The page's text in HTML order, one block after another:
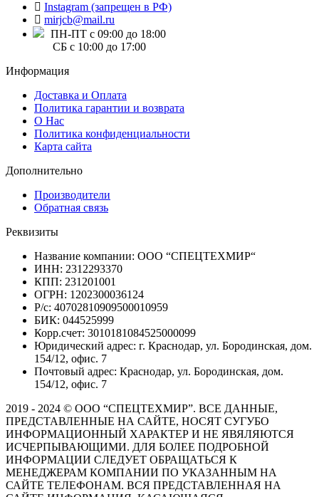
Instagram (запрещен в РФ)
mirjcb@mail.ru
ПН-ПТ с 09:00 до 18:00
СБ с 10:00 до 17:00
Информация
Доставка и Оплата
Политика гарантии и возврата
О Нас
Политика конфиденциальности
Карта сайта
Дополнительно
Производители
Обратная связь
Реквизиты
Название компании: ООО “СПЕЦТЕХМИР“
ИНН: 2312293370
КПП: 231201001
ОГРН: 1202300036124
Р/с: 40702810909500010959
БИК: 044525999
Корр.счет: 3010181084525000099
Юридический адрес: г. Краснодар, ул. Бородинская, дом.
154/12, офис. 7
Почтовый адрес: Краснодар, ул. Бородинская, дом.
154/12, офис. 7
2019 - 2024 © ООО “СПЕЦТЕХМИР”. ВСЕ ДАННЫЕ,
ПРЕДСТАВЛЕННЫЕ НА САЙТЕ, НОСЯТ СУГУБО
ИНФОРМАЦИОННЫЙ ХАРАКТЕР И НЕ ЯВЯЛЯЮТСЯ
ИСЧЕРПЫВАЮЩИМИ. ДЛЯ БОЛЕЕ ПОДРОБНОЙ
ИНФОРМАЦИИ СЛЕДУЕТ ОБРАЩАТЬСЯ К
МЕНЕДЖЕРАМ КОМПАНИИ ПО УКАЗАННЫМ НА
САЙТЕ ТЕЛЕФОНАМ. ВСЯ ПРЕДСТАВЛЕННАЯ НА